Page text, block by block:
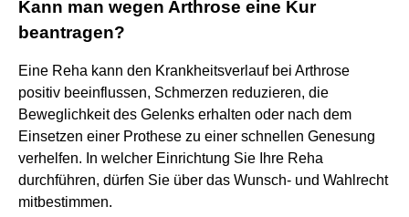
Kann man wegen Arthrose eine Kur
beantragen?
Eine Reha kann den Krankheitsverlauf bei Arthrose
positiv beeinflussen, Schmerzen reduzieren, die
Beweglichkeit des Gelenks erhalten oder nach dem
Einsetzen einer Prothese zu einer schnellen Genesung
verhelfen. In welcher Einrichtung Sie Ihre Reha
durchführen, dürfen Sie über das Wunsch- und Wahlrecht
mitbestimmen.